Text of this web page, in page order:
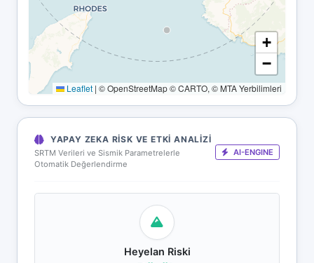
+
−
Leaflet | © OpenStreetMap © CARTO, © MTA Yerbilimleri
YAPAY ZEKA RISK VE ETKI ANALIZI
SRTM Verileri ve Sismik Parametrelerle
Otomatik Değerlendirme
AI-ENGINE
Heyelan Riski